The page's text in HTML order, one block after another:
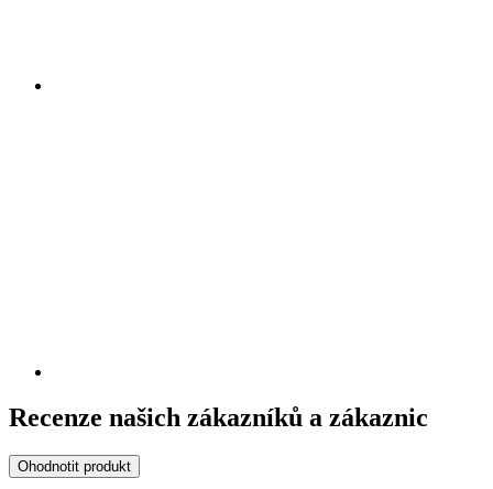
Recenze našich zákazníků a zákaznic
Ohodnotit produkt